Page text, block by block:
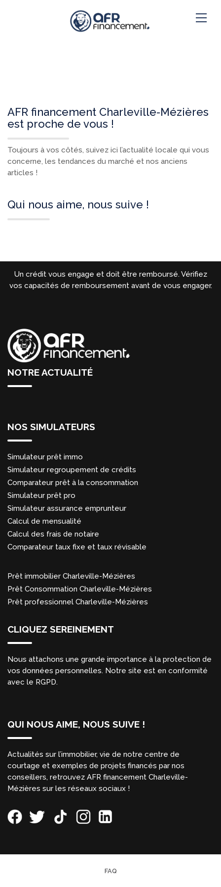
AFR financement Charleville-Mézières
est proche de vous !
Toujours à vos côtés, suivez ici l’actualité locale qui vous
concerne, les tendances du marché et nos anciens
articles !
Qui nous aime, nous suive !
Un crédit vous engage et doit être remboursé. Vérifiez
vos capacités de remboursement avant de vous engager.
NOTRE ACTUALITÉ
NOS SIMULATEURS
Simulateur prêt immo
Simulateur regroupement de crédits
Comparateur prêt à la consommation
Simulateur prêt pro
Simulateur assurance emprunteur
Calcul de mensualité
Calcul des frais de notaire
Comparateur taux fixe et taux révisable
Prêt immobilier Charleville-Mézières
Prêt Consommation Charleville-Mézières
Prêt professionnel Charleville-Mézières
CLIQUEZ SEREINEMENT
Nous attachons une grande importance à la protection de
vos données personnelles. Notre site est en conformité
avec le RGPD.
QUI NOUS AIME, NOUS SUIVE !
Actualités sur l’immobilier, vie de notre centre de
courtage et exemples de projets financés par nos
conseillers, retrouvez AFR financement Charleville-
Mézières sur les réseaux sociaux !
FAQ